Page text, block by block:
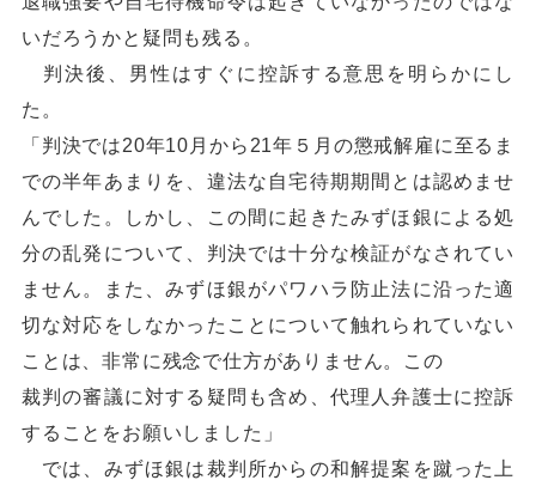
いだろうかと疑問も残る。
判決後、男性はすぐに控訴する意思を明らかにし
た。
「判決では20年10月から21年５月の懲戒解雇に至るま
での半年あまりを、違法な自宅待期期間とは認めませ
んでした。しかし、この間に起きたみずほ銀による処
分の乱発について、判決では十分な検証がなされてい
ません。また、みずほ銀がパワハラ防止法に沿った適
切な対応をしなかったことについて触れられていない
ことは、非常に残念で仕方がありません。この
裁判の審議に対する疑問も含め、代理人弁護士に控訴
することをお願いしました」
では、みずほ銀は裁判所からの和解提案を蹴った上